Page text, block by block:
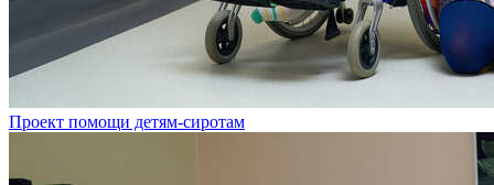
Проект помощи детям-сиротам